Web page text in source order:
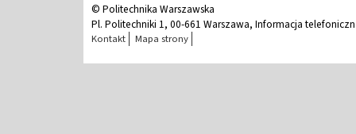
© Politechnika Warszawska
Pl. Politechniki 1, 00-661 Warszawa, Informacja
Kontakt Mapa strony